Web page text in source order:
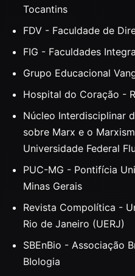
Tocantins
FDV - Faculdade de
FIG - Faculdades
Grupo Educacional
Hospital do Coração -
Núcleo Interdisciplinar
sobre Marx e o
Universidade Federal
PUC-MG - Pontifícia
Minas Gerais
Revista Compolítica -
Rio de Janeiro (UERJ)
SBEnBio - Associação
BIologia